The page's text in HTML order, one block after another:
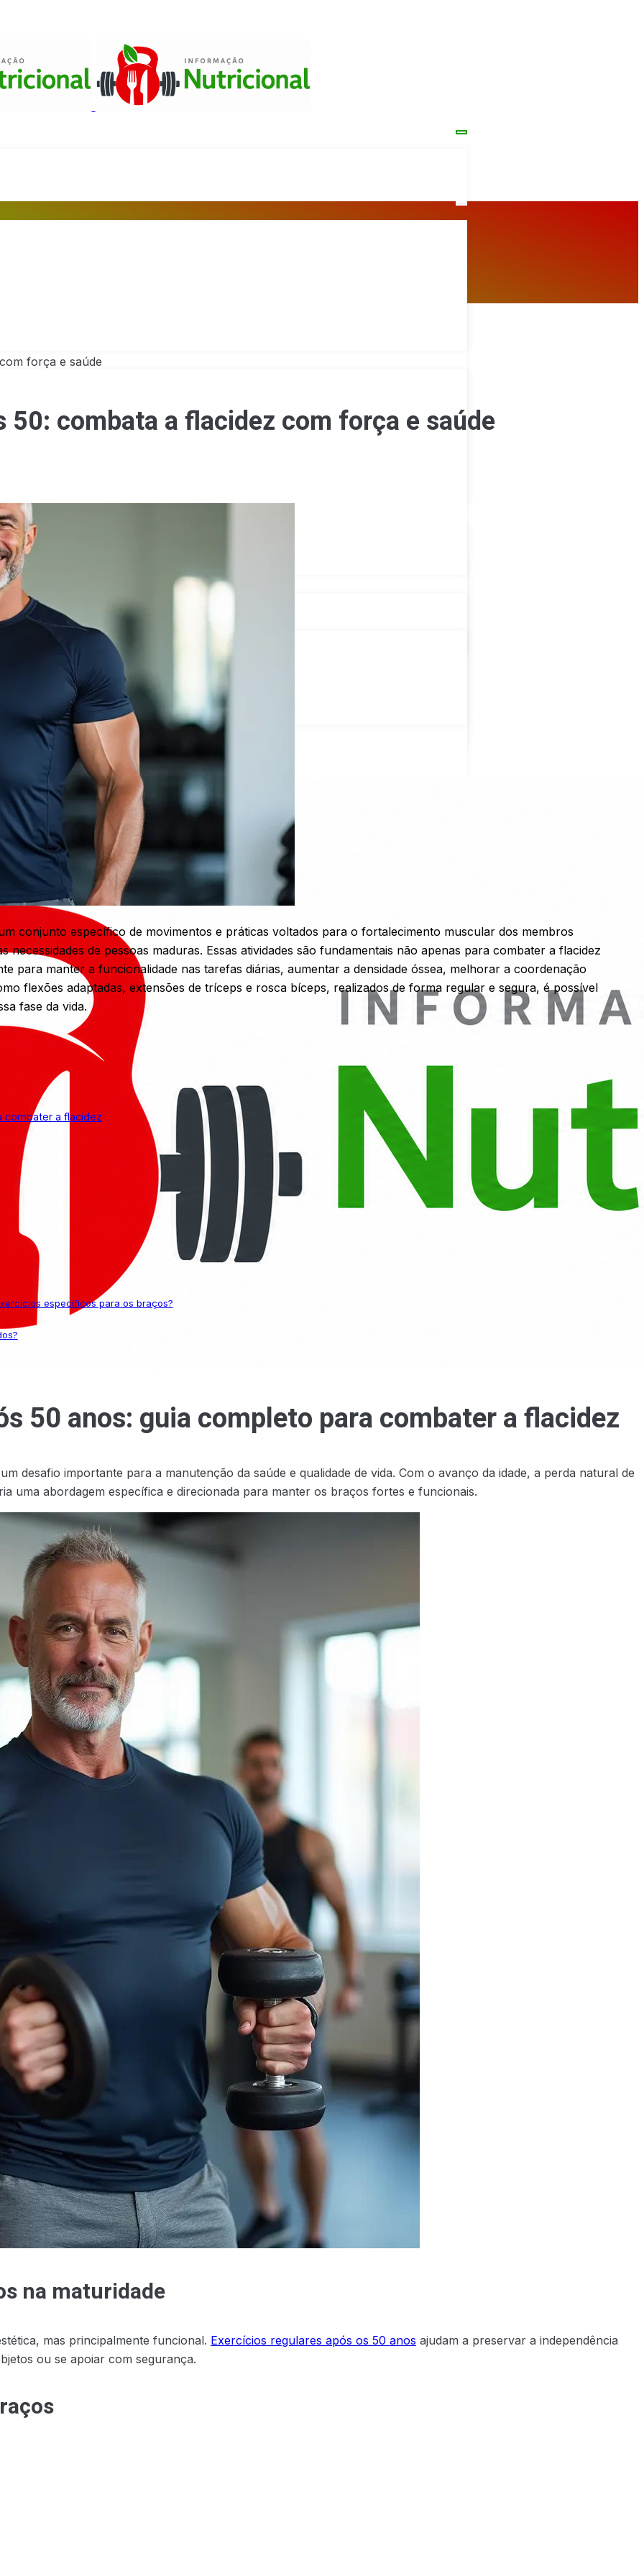
força e saúde
50: combata a flacidez com força e saúde
conjunto específico de movimentos e práticas voltados para o fortalecimento muscular dos membros
de pessoas maduras. Essas atividades são fundamentais não apenas para combater a flacidez
para manter a funcionalidade nas tarefas diárias, aumentar a densidade óssea, melhorar a coordenação
flexões adaptadas, extensões de tríceps e rosca bíceps, realizados de forma regular e segura, é possível
fase da vida.
combater a flacidez
específicos para os braços?
50 anos: guia completo para combater a flacidez
desafio importante para a manutenção da saúde e qualidade de vida. Com o avanço da idade, a perda natural de
uma abordagem específica e direcionada para manter os braços fortes e funcionais.
na maturidade
mas principalmente funcional. Exercícios regulares após os 50 anos ajudam a preservar a independência
ou se apoiar com segurança.